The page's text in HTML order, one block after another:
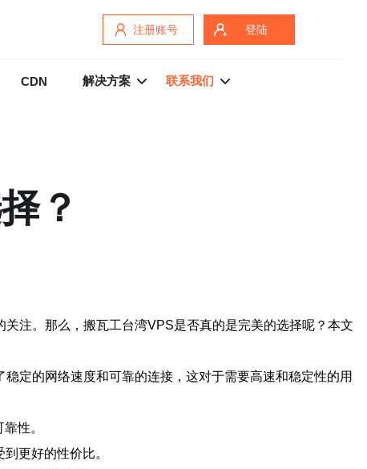
注册账号 登陆
CDN 解决方案 联系我们
？
注。那么，搬瓦工台湾VPS是否真的是完美的选择呢？本文
定的网络速度和可靠的连接，这对于需要高速和稳定性的用
性。
更好的性价比。